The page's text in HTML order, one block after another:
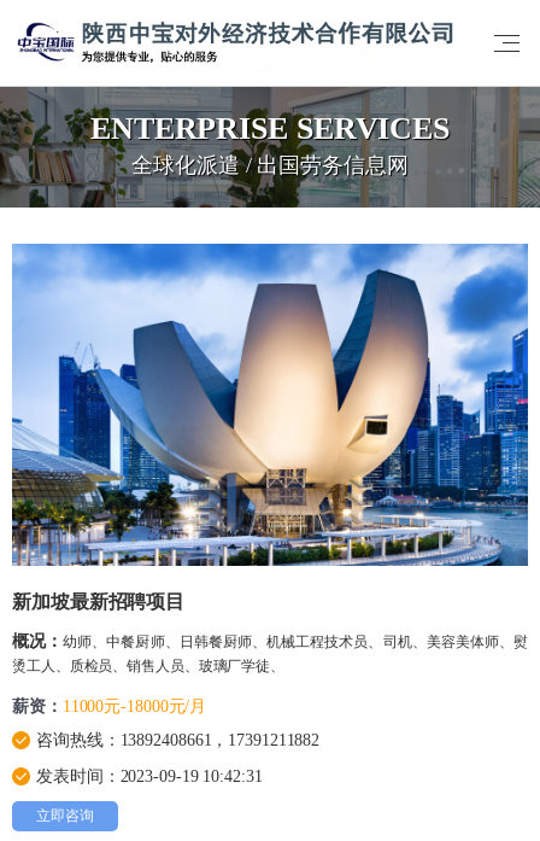
ENTERPRISE SERVICES
全球化派遣 / 出国劳务信息网
新加坡最新招聘项目
概况：幼师、中餐厨师、日韩餐厨师、机械工程技术员、司机、美容美体师、熨
烫工人、质检员、销售人员、玻璃厂学徒、
薪资： 11000元-18000元/月
咨询热线：13892408661，17391211882
发表时间：2023-09-19 10:42:31
立即咨询